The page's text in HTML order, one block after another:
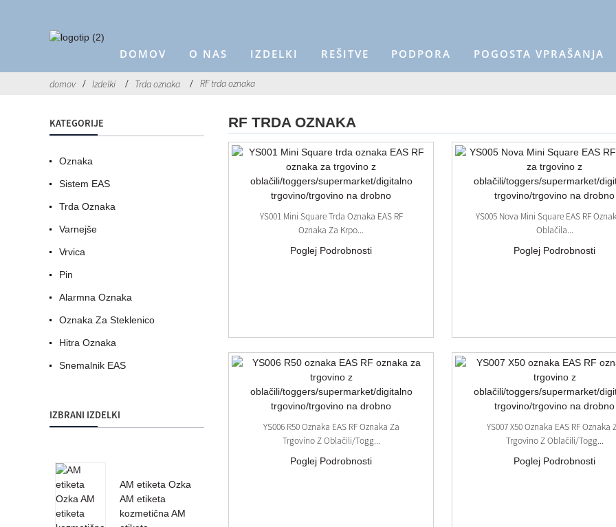
DOMOV O NAS IZDELKI REŠITVE PODPORA POGOSTA VPRAŠANJA
domov Izdelki Trda oznaka RF trda oznaka
KATEGORIJE
Oznaka
Sistem EAS
Trda Oznaka
Varnejše
Vrvica
Pin
Alarmna Oznaka
Oznaka Za Steklenico
Hitra Oznaka
Snemalnik EAS
IZBRANI IZDELKI
AM etiketa Ozka
AM etiketa
kozmetična AM
RF TRDA OZNAKA
YS001 Mini Square Trda Oznaka EAS RF
Oznaka Za Krpo...
Poglej Podrobnosti
YS005 Nova Mini Square EAS RF
Oblačila...
Poglej Podrobnosti
YS006 R50 Oznaka EAS RF Oznaka Za
Trgovino Z Oblačili/togg...
Poglej Podrobnosti
YS007 X50 Oznaka EAS RF Oznaka
Trgovino Z Oblačili/togg...
Poglej Podrobnosti